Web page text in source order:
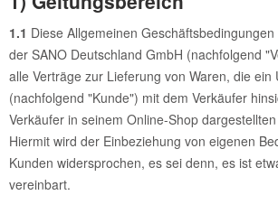
1.1 Diese Allgemeinen
der SANO Deutschland GmbH (nachfolgend
alle Verträge zur Lieferung von Waren, die ein
(nachfolgend "Kunde") mit dem Verkäufer
Verkäufer in seinem Online-Shop
Hiermit wird der Einbeziehung von eigenen
Kunden widersprochen, es sei denn, es ist
vereinbart.